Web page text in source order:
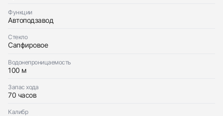
Функции
Автоподзавод
Стекло
Сапфировое
Водонепроницаемость
100 м
Запас хода
70 часов
Калибр